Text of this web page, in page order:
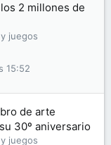
2 millones de
juegos
15:52
de arte
30º aniversario
juegos